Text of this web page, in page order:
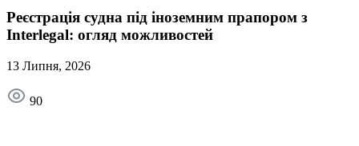
Реєстрація судна під іноземним прапором з
Interlegal: огляд можливостей
13 Липня, 2026
90